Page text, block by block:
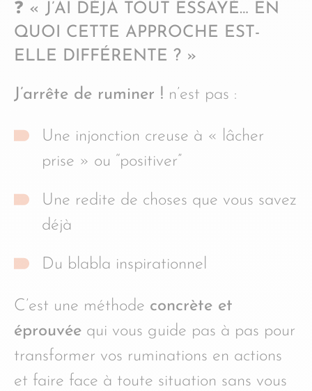
❓ « J’AI DÉJÀ TOUT ESSAYÉ… EN
QUOI CETTE APPROCHE EST-
ELLE DIFFÉRENTE ? »
J’arrête de ruminer ! n’est pas :
Une injonction creuse à « lâcher
prise » ou “positiver”
Une redite de choses que vous savez
déjà
Du blabla inspirationnel
C’est une méthode concrète et
éprouvée qui vous guide pas à pas pour
transformer vos ruminations en actions
et faire face à toute situation sans vous